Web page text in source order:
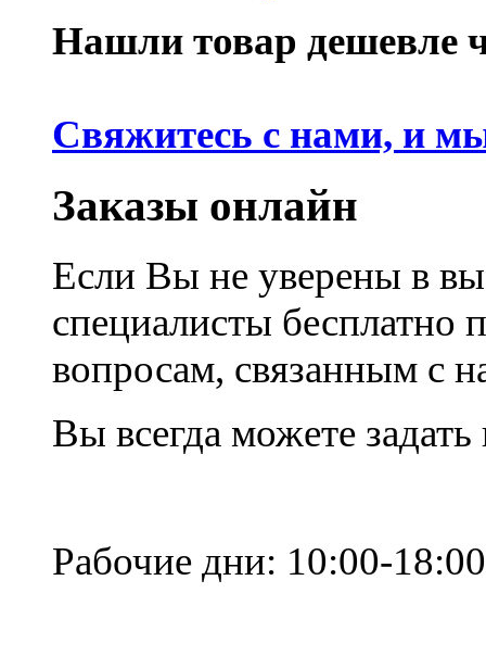
Нашли товар дешевле
Свяжитесь с нами, и
Заказы онлайн
Если Вы не уверены в
специалисты
вопросам, связанным с
Вы всегда можете
Рабочие дни: 10:00-18:00